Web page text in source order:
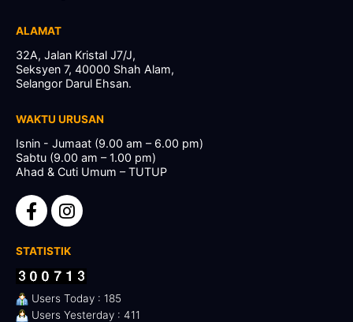
ALAMAT
32A, Jalan Kristal J7/J,
Seksyen 7, 40000 Shah Alam,
Selangor Darul Ehsan.
WAKTU URUSAN
Isnin - Jumaat (9.00 am – 6.00 pm)
Sabtu (9.00 am – 1.00 pm)
Ahad & Cuti Umum – TUTUP
STATISTIK
Users Today : 185
Users Yesterday : 411